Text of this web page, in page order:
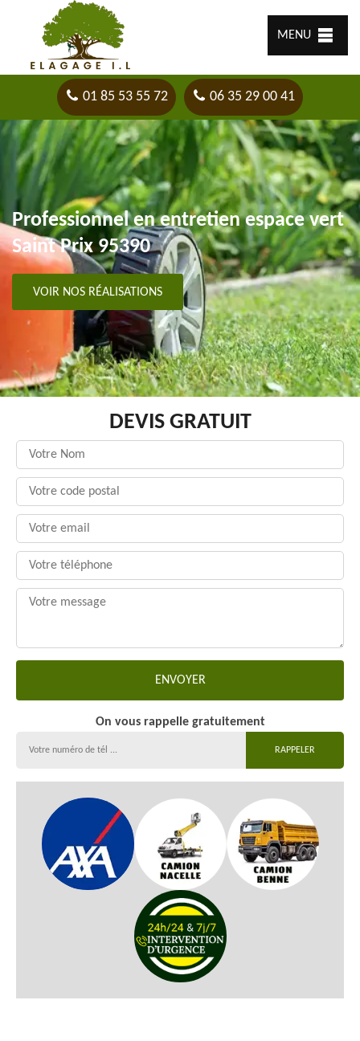
MENU
01 85 53 55 72 06 35 29 00 41
Professionnel en entretien espace vert
Saint Prix 95390
VOIR NOS RÉALISATIONS
DEVIS GRATUIT
On vous rappelle gratuitement